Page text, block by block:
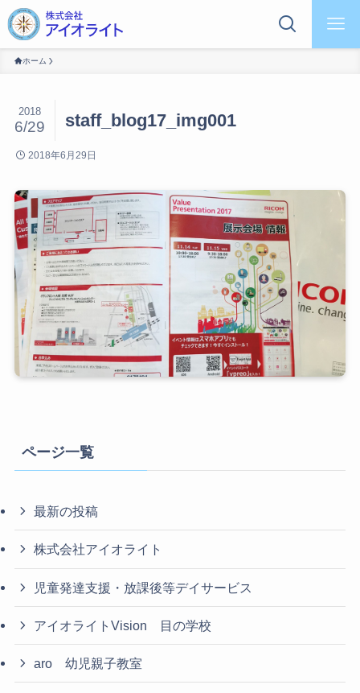
ホーム
staff_blog17_img001
2018
6/29
2018年6月29日
ページ一覧
最新の投稿
株式会社アイオライト
児童発達支援・放課後等デイサービス
アイオライトVision 目の学校
aro 幼児親子教室